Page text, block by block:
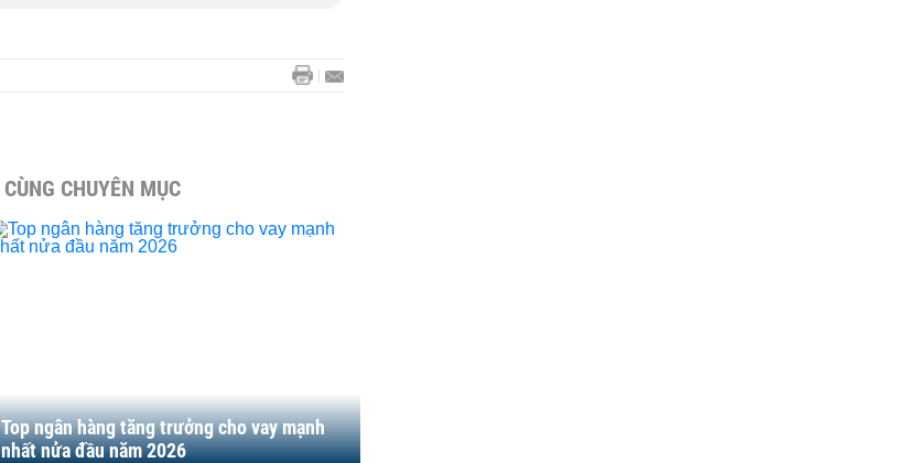
CÙNG CHUYÊN MỤC
Top ngân hàng tăng trưởng cho vay mạnh
nhất nửa đầu năm 2026